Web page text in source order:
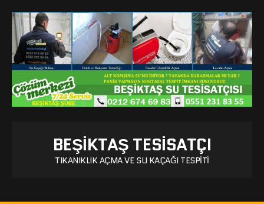
BEŞIKTAŞ TESISATÇI
TIKANIKLIK AÇMA VE SU KAÇAĞI TESPITI